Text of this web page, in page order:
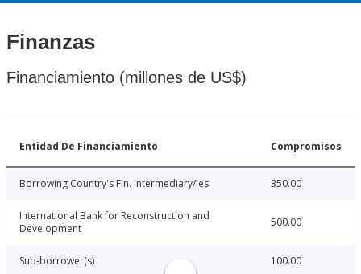
Finanzas
Financiamiento (millones de US$)
Entidad De Financiamiento Compromisos
Borrowing Country's Fin. Intermediary/ies 350.00
International Bank for Reconstruction and
Development
500.00
Sub-borrower(s) 100.00